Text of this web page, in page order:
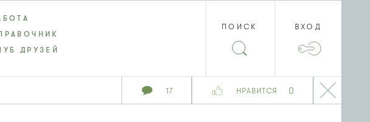
17 НРАВИТСЯ 0
ДРУЗЕЙ
ПОИСК ВХОД